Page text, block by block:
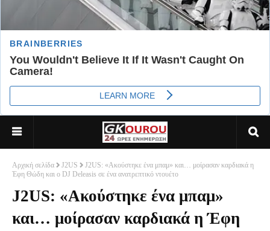
Αρχική σελίδα J2US
J2US: «Ακούστηκε ένα μπαμ» και… μοίρασαν καρδιακά η
Έφη Θώδη και ο DJ Deleasis σε ένα ανατρεπτικό ντουέτο
J2US: «Ακούστηκε ένα μπαμ»
και… μοίρασαν καρδιακά η Έφη